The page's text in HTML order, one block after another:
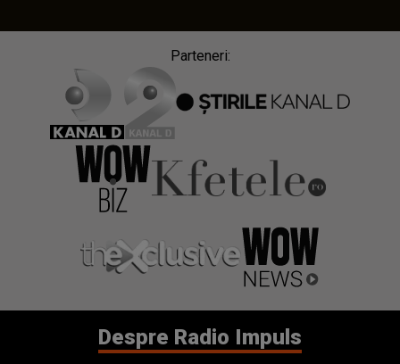
Parteneri:
Despre Radio Impuls